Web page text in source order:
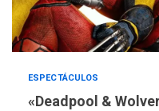
ESPECTÁCULOS
«Deadpool &